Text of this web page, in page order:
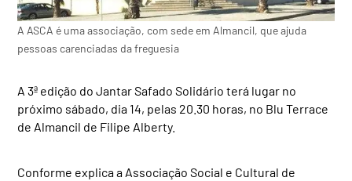
A ASCA é uma associação, com sede em Almancil, que ajuda
pessoas carenciadas da freguesia
A 3ª edição do Jantar Safado Solidário terá lugar no
próximo sábado, dia 14, pelas 20.30 horas, no Blu Terrace
de Almancil de Filipe Alberty.
Conforme explica a Associação Social e Cultural de